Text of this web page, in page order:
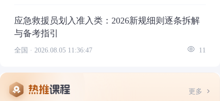
应急救援员划入准入类：2026新规细则逐条拆解
与备考指引
全国 · 2026.08.05 11:36:47 11
更多